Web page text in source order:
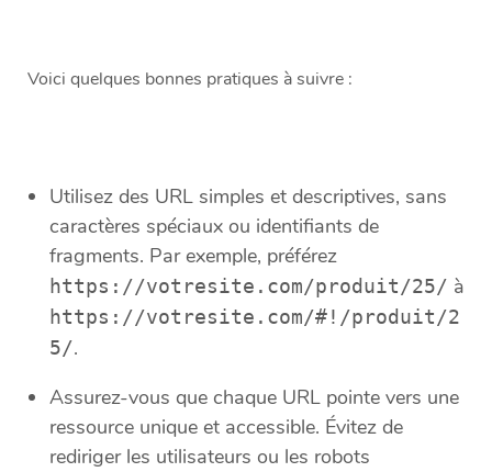
Voici quelques bonnes pratiques à suivre :
Utilisez des URL simples et descriptives, sans
caractères spéciaux ou identifiants de
fragments. Par exemple, préférez
https://votresite.com/produit/25/ à
https://votresite.com/#!/produit/2
5/.
Assurez-vous que chaque URL pointe vers une
ressource unique et accessible. Évitez de
rediriger les utilisateurs ou les robots